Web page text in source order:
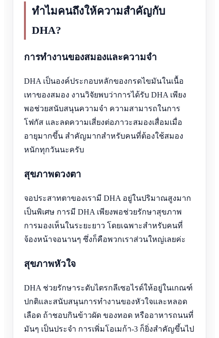
ทำไมคนถึงให้ความสำคัญกับ
DHA?
การทำงานของสมองและความจำ
DHA เป็นองค์ประกอบหลักของกรดไขมันในเนื้อ
เทาของสมอง งานวิจัยพบว่าการได้รับ DHA เพียง
พอช่วยสนับสนุนความจำ ความสามารถในการ
โฟกัส และลดความเสี่ยงต่อภาวะสมองเสื่อมเมื่อ
อายุมากขึ้น สำคัญมากสำหรับคนที่ต้องใช้สมอง
หนักทุกวันนะครับ
สุขภาพดวงตา
จอประสาทตาของเรามี DHA อยู่ในปริมาณสูงมาก
เป็นพิเศษ การมี DHA เพียงพอช่วยรักษาสุขภาพ
การมองเห็นในระยะยาว โดยเฉพาะสำหรับคนที่
จ้องหน้าจอนานๆ ซึ่งก็คือพวกเราส่วนใหญ่เลยค่ะ
สุขภาพหัวใจ
DHA ช่วยรักษาระดับไตรกลีเซอไรด์ให้อยู่ในเกณฑ์
ปกติและสนับสนุนการทำงานของหัวใจและหลอด
เลือด ถ้าชอบกินข้าวผัด ของทอด หรืออาหารถนนที่
มันๆ เป็นประจำ การเพิ่มโอเมก้า-3 ก็ยิ่งสำคัญขึ้นไป